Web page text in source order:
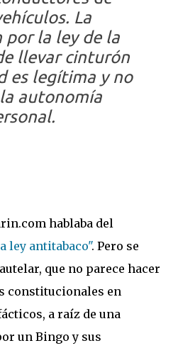
La
por la ley de la
llevar cinturón
es legítima y no
autonomía
hablaba del
ley antitabaco". Pero se
que no parece hacer
constitucionales en
a raíz de una
un Bingo y sus